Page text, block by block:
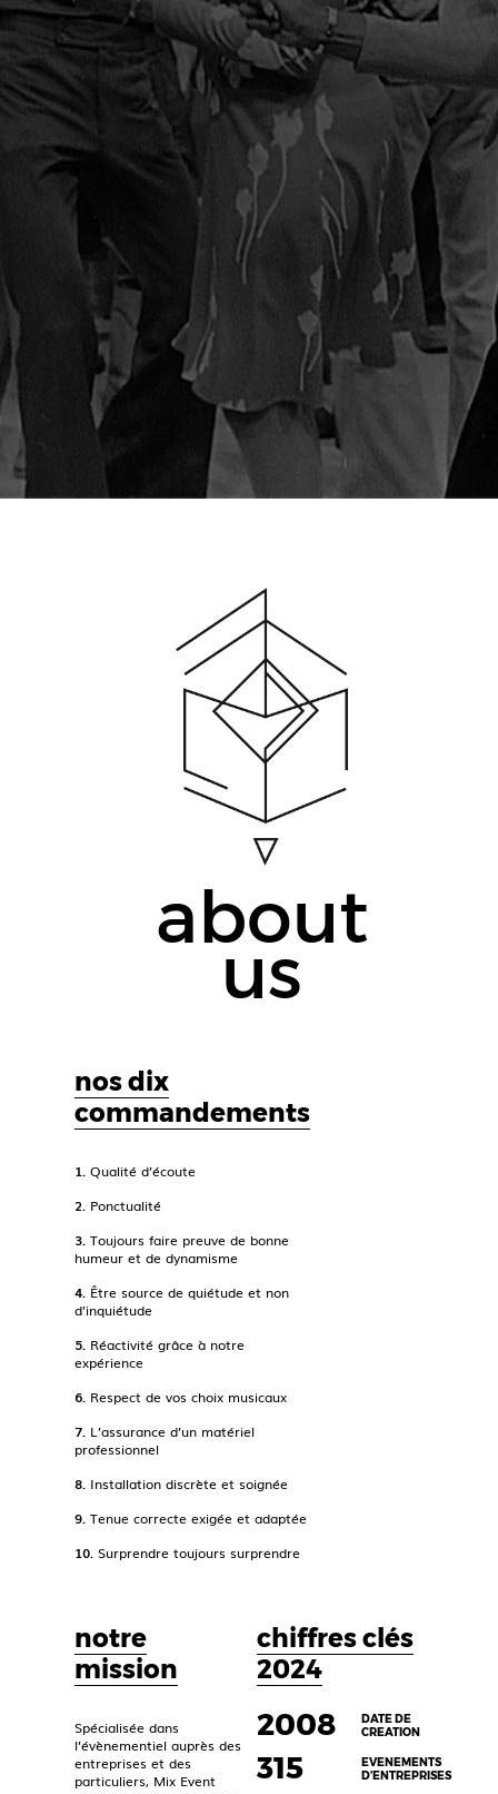
about
us
nos dix
commandements
1. Qualité d’écoute
2. Ponctualité
3. Toujours faire preuve de bonne
humeur et de dynamisme
4. Être source de quiétude et non
d’inquiétude
5. Réactivité grâce à notre
expérience
6. Respect de vos choix musicaux
7. L’assurance d’un matériel
professionnel
8. Installation discrète et soignée
9. Tenue correcte exigée et adaptée
10. Surprendre toujours surprendre
notre
mission
Spécialisée dans
l’évènementiel auprès des
entreprises et des
particuliers, Mix Event
chiffres clés
2024
2008
DATE DE
CREATION
315
EVENEMENTS
D’ENTREPRISES